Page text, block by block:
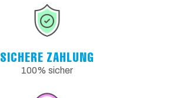
SICHERE ZAHLUNG
100% sicher